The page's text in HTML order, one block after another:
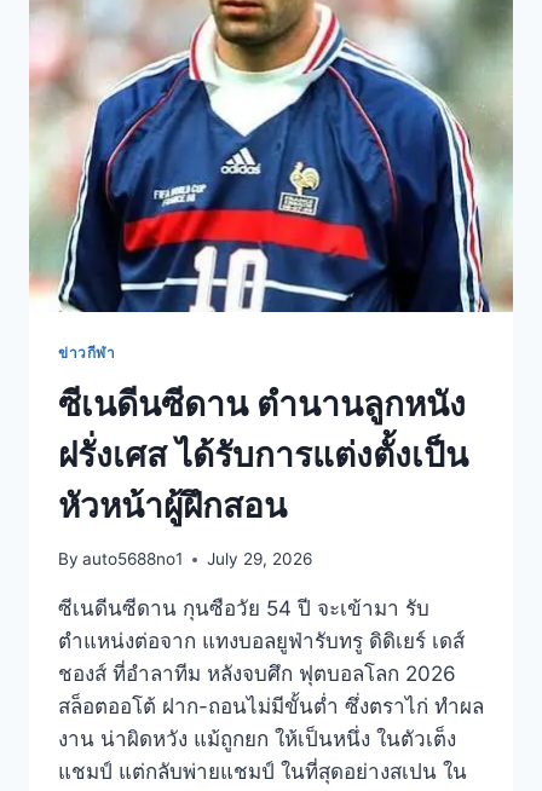
ข่าวกีฬา
ซีเนดีนซีดาน ตำนานลูกหนัง
ฝรั่งเศส ได้รับการแต่งตั้งเป็น
หัวหน้าผู้ฝึกสอน
By auto5688no1 July 29, 2026
ซีเนดีนซีดาน กุนซือวัย 54 ปี จะเข้ามา รับ
ตำแหน่งต่อจาก แทงบอลยูฟ่ารับทรู ดิดิเยร์ เดส์
ชองส์ ที่อำลาทีม หลังจบศึก ฟุตบอลโลก 2026
สล็อตออโต้ ฝาก-ถอนไม่มีขั้นต่ำ ซึ่งตราไก่ ทำผล
งาน น่าผิดหวัง แม้ถูกยก ให้เป็นหนึ่ง ในตัวเต็ง
แชมป์ แต่กลับพ่ายแชมป์ ในที่สุดอย่างสเปน ใน